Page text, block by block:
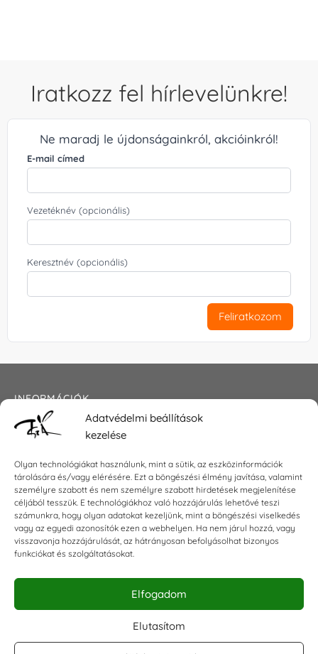
Adatvédelmi beállítások
kezelése
Olyan technológiákat használunk, mint a sütik, az eszközinformációk
tárolására és/vagy elérésére. Ezt a böngészési élmény javítása, valamint
személyre szabott és nem személyre szabott hirdetések megjelenítése
céljából tesszük. E technológiákhoz való hozzájárulás lehetővé teszi
számunkra, hogy olyan adatokat kezeljünk, mint a böngészési viselkedés
vagy az egyedi azonosítók ezen a webhelyen. Ha nem járul hozzá, vagy
visszavonja hozzájárulását, az hátrányosan befolyásolhat bizonyos
funkciókat és szolgáltatásokat.
Elfogadom
Elutasítom
Iratkozz fel hírlevelünkre!
Ne maradj le újdonságainkról, akcióinkról!
E-mail címed
Vezetéknév (opcionális)
Keresztnév (opcionális)
Feliratkozom
INFORMÁCIÓK
Általános szerződési feltételek
Impresszum
KAPCSOLAT
E-mail:shop@torokszilvi.com
Telefon: +36 30 6767872
KÖZÖSSÉGI